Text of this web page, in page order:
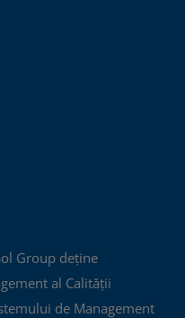
Group deține
al Calității
de Management